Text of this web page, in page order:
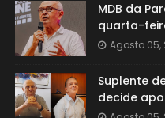
MDB da
quarta-
Agosto 05,
Suplente
decide